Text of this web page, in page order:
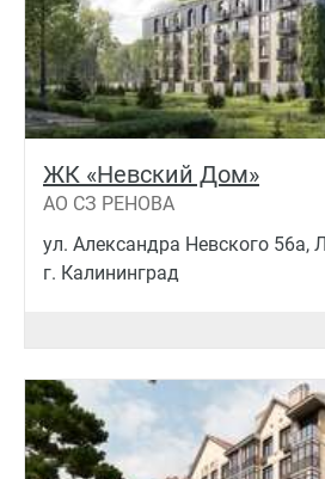
ЖК «Невский Дом»
АО СЗ РЕНОВА
ул. Александра Невского 56а,
г. Калининград